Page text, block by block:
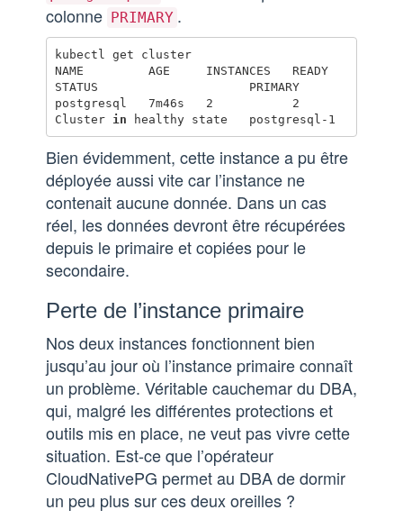
colonne
PRIMARY .
kubectl get cluster
NAME         AGE     INSTANCES   READY
STATUS                     PRIMARY
postgresql   7m46s   2           2
Cluster in
Bien évidemment, cette instance a pu être
déployée aussi vite car l’instance ne
contenait aucune donnée. Dans un cas
réel, les données devront être récupérées
depuis le primaire et copiées pour le
secondaire.
Perte de l’instance primaire
Nos deux instances fonctionnent bien
jusqu’au jour où l’instance primaire connaît
un problème. Véritable cauchemar du DBA,
qui, malgré les différentes protections et
outils mis en place, ne veut pas vivre cette
situation. Est-ce que l’opérateur
CloudNativePG permet au DBA de dormir
un peu plus sur ces deux oreilles ?